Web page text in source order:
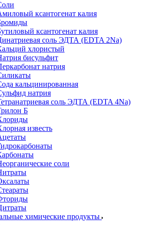
ксантогенат калия
ксантогенат калия
соль ЭДТА (EDTA 2Na)
хлористый
бисульфит
натрия
кальцинированная
натрия
соль ЭДТА (EDTA 4Na)
Б
известь
соли
химические продукты